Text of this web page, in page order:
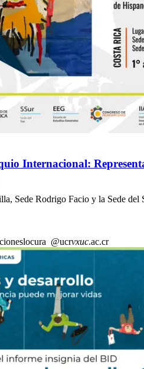
Internacional:
Sede Rodrigo Facio y la Sede del
@ucrvxuc.ac.cr